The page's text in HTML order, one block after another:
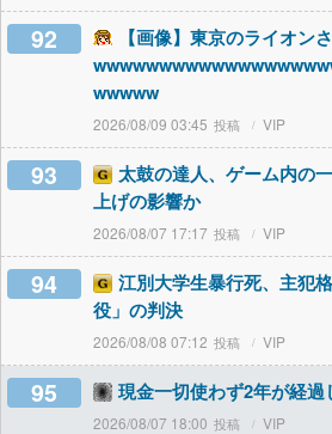
92
【画像】東京のライオン
wwwww
2026/08/09 03:45 VIP
93
太鼓の達人、ゲーム内の
上げの影響か
2026/08/07 17:17 VIP
94
江別大学生暴行死、主犯
役」の判決
2026/08/08 07:12 VIP
95 現金一切使わず2年が経過
2026/08/07 18:00 VIP